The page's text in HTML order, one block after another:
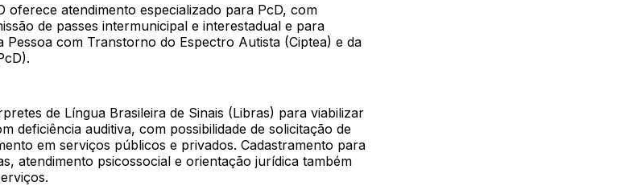
oferece atendimento especializado para PcD, com
de passes intermunicipal e interestadual e para
Pessoa com Transtorno do Espectro Autista (Ciptea) e da
de Língua Brasileira de Sinais (Libras) para viabilizar
deficiência auditiva, com possibilidade de solicitação de
em serviços públicos e privados. Cadastramento para
atendimento psicossocial e orientação jurídica também